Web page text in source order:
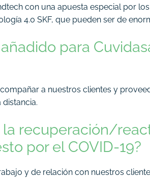
con una apuesta especial por
4.0 SKF, que pueden ser de
para
a nuestros clientes y
la recuperación/
por el COVID-19?
y de relación con nuestros